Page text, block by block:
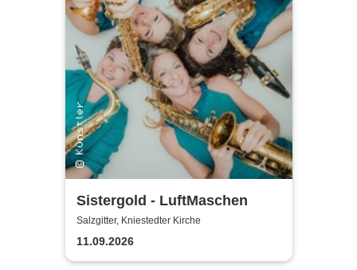
Sistergold - LuftMaschen
Salzgitter, Kniestedter Kirche
11.09.2026